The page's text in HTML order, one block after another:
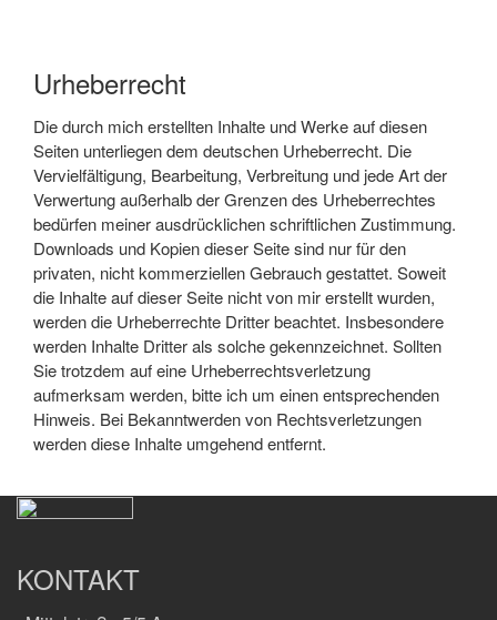
Urheberrecht
Die durch mich erstellten Inhalte und Werke auf diesen
Seiten unterliegen dem deutschen Urheberrecht. Die
Vervielfältigung, Bearbeitung, Verbreitung und jede Art der
Verwertung außerhalb der Grenzen des Urheberrechtes
bedürfen meiner ausdrücklichen schriftlichen Zustimmung.
Downloads und Kopien dieser Seite sind nur für den
privaten, nicht kommerziellen Gebrauch gestattet. Soweit
die Inhalte auf dieser Seite nicht von mir erstellt wurden,
werden die Urheberrechte Dritter beachtet. Insbesondere
werden Inhalte Dritter als solche gekennzeichnet. Sollten
Sie trotzdem auf eine Urheberrechtsverletzung
aufmerksam werden, bitte ich um einen entsprechenden
Hinweis. Bei Bekanntwerden von Rechtsverletzungen
werden diese Inhalte umgehend entfernt.
KONTAKT